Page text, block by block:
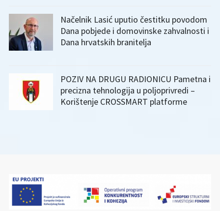
Načelnik Lasić uputio čestitku povodom
Dana pobjede i domovinske zahvalnosti i
Dana hrvatskih branitelja
POZIV NA DRUGU RADIONICU Pametna i
precizna tehnologija u poljoprivredi –
Korištenje CROSSMART platforme